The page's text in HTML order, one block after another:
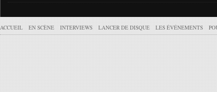
ACCUEIL EN SCÈNE INTERVIEWS LANCER DE DISQUE LES ÉVÉNEMENTS